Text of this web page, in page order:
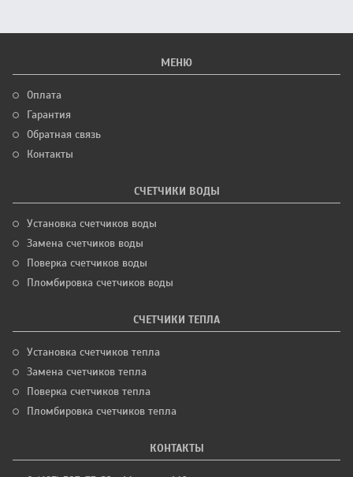
МЕНЮ
Оплата
Гарантия
Обратная связь
Контакты
СЧЕТЧИКИ ВОДЫ
Установка счетчиков воды
Замена счетчиков воды
Поверка счетчиков воды
Пломбировка счетчиков воды
СЧЕТЧИКИ ТЕПЛА
Установка счетчиков тепла
Замена счетчиков тепла
Поверка счетчиков тепла
Пломбировка счетчиков тепла
КОНТАКТЫ